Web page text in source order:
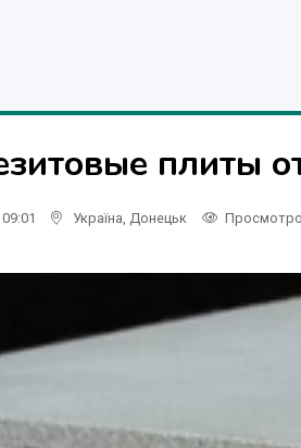
плиты
Україна Донецьк